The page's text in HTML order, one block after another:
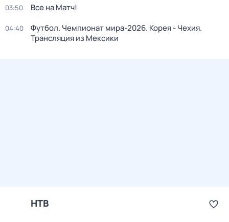
03:50 Все на Матч!
04:40
Футбол. Чемпионат мира-2026. Корея - Чехия.
Трансляция из Мексики
НТВ